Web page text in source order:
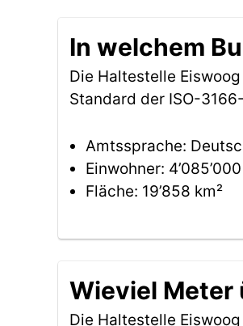
In welchem
Die Haltestelle
Standard der ISO-
Amtssprache:
Einwohner: 4’085’000
Fläche: 19’858 km²
Wieviel Meter
Die Haltestelle